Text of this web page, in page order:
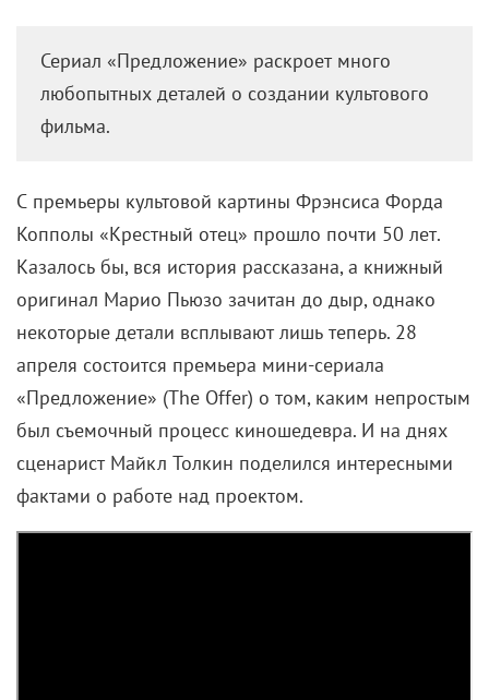
Сериал «Предложение» раскроет много
любопытных деталей о создании культового
фильма.
С премьеры культовой картины Фрэнсиса Форда
Копполы «Крестный отец» прошло почти 50 лет.
Казалось бы, вся история рассказана, а книжный
оригинал Марио Пьюзо зачитан до дыр, однако
некоторые детали всплывают лишь теперь. 28
апреля состоится премьера мини-сериала
«Предложение» (The Offer) о том, каким непростым
был съемочный процесс киношедевра. И на днях
сценарист Майкл Толкин поделился интересными
фактами о работе над проектом.